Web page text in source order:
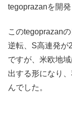
tegoprazanを開発
このtegoprazan
逆転、S高連発が
ですが、米欧地
出する形になり
んでした。